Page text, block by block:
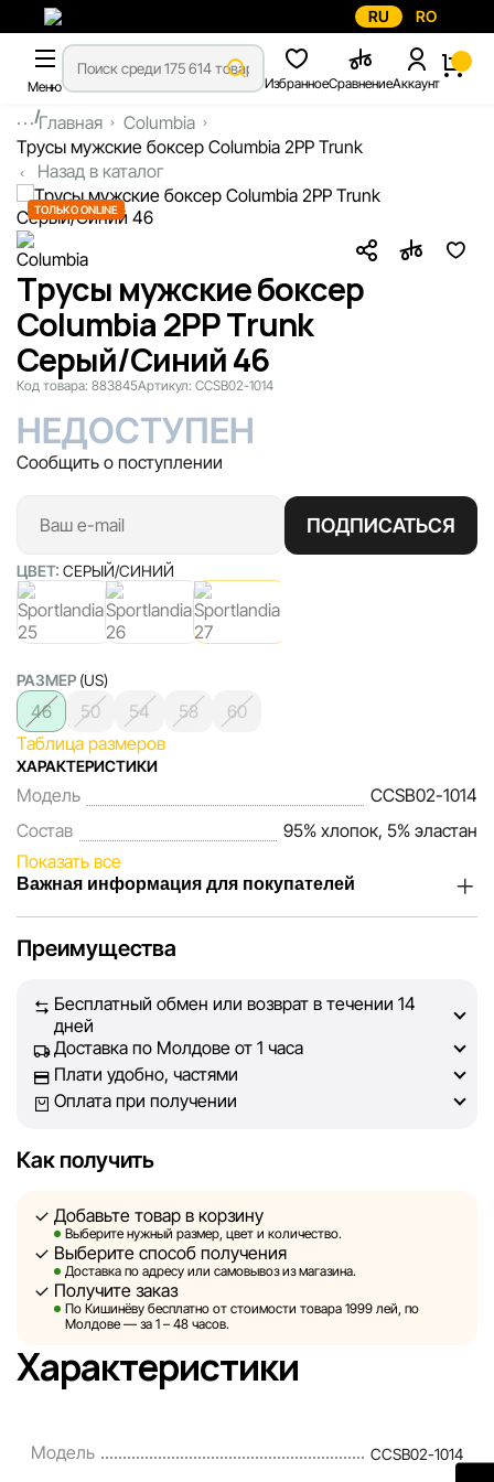
RU RO
Меню ИзбранноеСравнениеАккаунт
...Главная
Columbia
Трусы мужские боксер Columbia 2PP Trunk
Назад в каталог
ТОЛЬКО ONLINE
Трусы мужские боксер
Columbia 2PP Trunk
Cерый/Cиний 46
Код товара: 883845Артикул: CCSB02-1014
НЕДОСТУПЕН
Сообщить о поступлении
ПОДПИСАТЬСЯ
ЦВЕТ: CЕРЫЙ/CИНИЙ
РАЗМЕР (US)
46 50 54 58
60
Таблица размеров
ХАРАКТЕРИСТИКИ
Модель
CCSB02-1014
Состав
95% хлопок, 5% эластан
Показать все
Важная информация для покупателей
наших покупателей. Каждый день мы работаем над тем,
на сайте, была максимально полной, объективной и
актуальной. Наша цель — обеспечить вас достоверной
информацией, чтобы вы смогли принять лучшее
решение о покупке.
не может гарантировать абсолютную точность всех
технических ошибок или сбоев. Мы также не отвечаем
за содержание и актуальность информации на
сторонних ресурсах, ссылки на которые могут быть
размещены на нашем сайте.
Sportlandia оставляет за собой право в одностороннем
порядке и без предварительного уведомления вносить
представленные на сайте, являются смоделированными
Преимущества
Бесплатный обмен или возврат в течении 14
дней
Доставка по Молдове от 1 часа
Плати удобно, частями
Оплата при получении
Как получить
Добавьте товар в корзину
Выберите нужный размер, цвет и количество.
Выберите способ получения
Доставка по адресу или самовывоз из магазина.
Получите заказ
По Кишинёву бесплатно от стоимости товара 1999 лей, по
Молдове — за 1 – 48 часов.
Характеристики
Модель CCSB02-1014